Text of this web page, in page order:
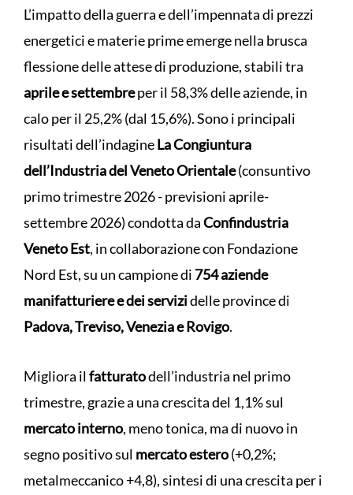
L’impatto della guerra e dell’impennata di prezzi
energetici e materie prime emerge nella brusca
flessione delle attese di produzione, stabili tra
aprile e settembreper il 58,3% delle aziende, in
calo per il 25,2% (dal 15,6%). Sono i principali
risultati dell’indagineLa Congiuntura
dell’Industria del Veneto Orientale(consuntivo
primo trimestre 2026 - previsioni aprile-
settembre 2026) condotta daConfindustria
Veneto Est, in collaborazione con Fondazione
Nord Est, su un campione di 754 aziende
manifatturiere e dei servizidelle province di
Padova, Treviso, Venezia e Rovigo.
Migliora ilfatturatodell’industria nel primo
trimestre, grazie a una crescita del 1,1% sul
mercato interno, meno tonica, ma di nuovo in
segno positivo sul mercato estero(+0,2%;
metalmeccanico +4,8), sintesi di una crescita per i